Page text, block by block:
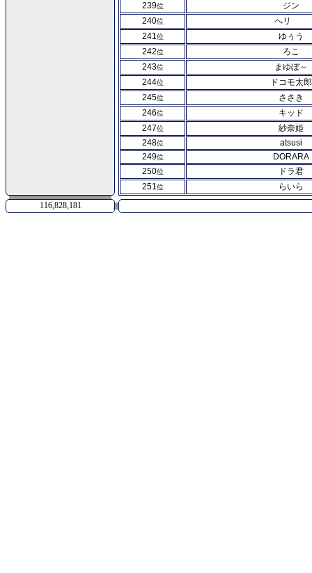
239位
ジン
240位
へリ
241位
ゆぅう
242位
ろこ
243位
まゆぼ～
244位
ドコモ太郎
245位
ささき
246位
キッド
247位
紗奈姫
248位
atsusi
249位
DORARA
250位
ドラ君
251位
らいら
116,828,181